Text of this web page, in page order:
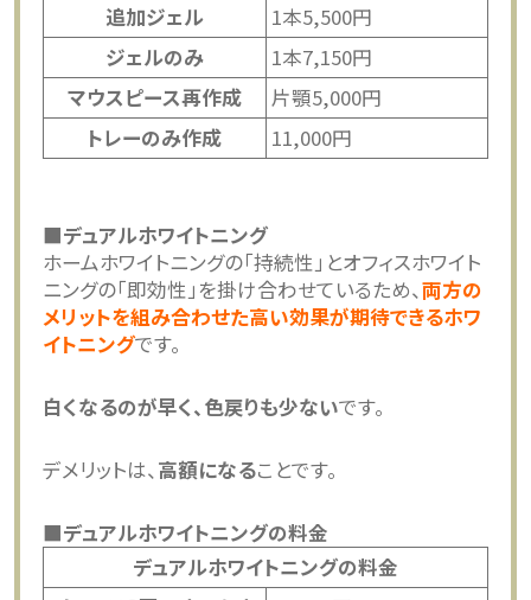
追加ジェル
1本5,500円
ジェルのみ
1本7,150円
マウスピース再作成
片顎5,000円
トレーのみ作成
11,000円
■デュアルホワイトニング
ホームホワイトニングの「持続性」とオフィスホワイト
ニングの「即効性」を掛け合わせているため、両方の
メリットを組み合わせた高い効果が期待できるホワ
イトニングです。
白くなるのが早く、色戻りも少ないです。
デメリットは、 高額になることです。
■デュアルホワイトニングの料金
デュアルホワイトニングの料金